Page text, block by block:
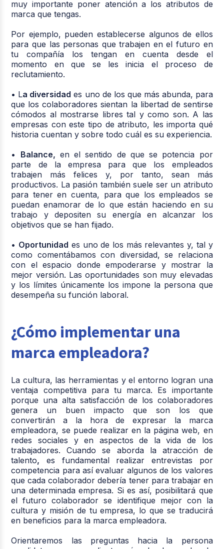
muy importante poner atención a los atributos de
marca que tengas.
Por ejemplo, pueden establecerse algunos de ellos
para que las personas que trabajen en el futuro en
tu compañía los tengan en cuenta desde el
momento en que se les inicia el proceso de
reclutamiento.
• La diversidad es uno de los que más abunda, para
que los colaboradores sientan la libertad de sentirse
cómodos al mostrarse libres tal y como son. A las
empresas con este tipo de atributo, les importa qué
historia cuentan y sobre todo cuál es su experiencia.
• Balance, en el sentido de que se potencia por
parte de la empresa para que los empleados
trabajen más felices y, por tanto, sean más
productivos. La pasión también suele ser un atributo
para tener en cuenta, para que los empleados se
puedan enamorar de lo que están haciendo en su
trabajo y depositen su energía en alcanzar los
objetivos que se han fijado.
• Oportunidad es uno de los más relevantes y, tal y
como comentábamos con diversidad, se relaciona
con el espacio donde empoderarse y mostrar la
mejor versión. Las oportunidades son muy elevadas
y los límites únicamente los impone la persona que
desempeña su función laboral.
¿Cómo implementar una
marca empleadora?
La cultura, las herramientas y el entorno logran una
ventaja competitiva para tu marca. Es importante
porque una alta satisfacción de los colaboradores
genera un buen impacto que son los que
convertirán a la hora de expresar la marca
empleadora, se puede realizar en la página web, en
redes sociales y en aspectos de la vida de los
trabajadores. Cuando se aborda la atracción de
talento, es fundamental realizar entrevistas por
competencia para así evaluar algunos de los valores
que cada colaborador debería tener para trabajar en
una determinada empresa. Si es así, posibilitará que
el futuro colaborador se identifique mejor con la
cultura y misión de tu empresa, lo que se traducirá
en beneficios para la marca empleadora.
Orientaremos las preguntas hacia la persona